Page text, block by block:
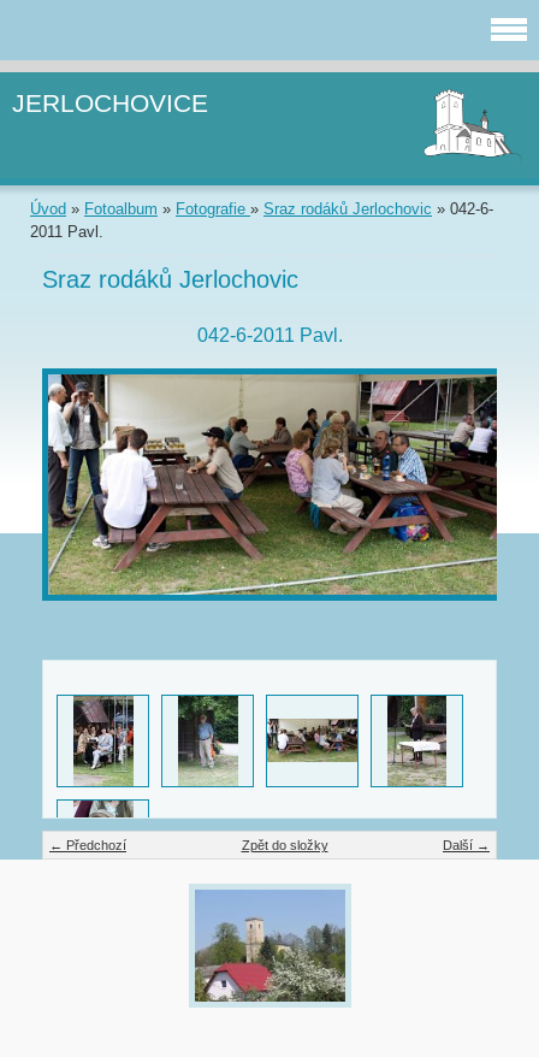
JERLOCHOVICE
Úvod » Fotoalbum » Fotografie » Sraz rodáků Jerlochovic » 042-6-
2011 Pavl.
Sraz rodáků Jerlochovic
042-6-2011 Pavl.
← Předchozí Další →
Zpět do složky